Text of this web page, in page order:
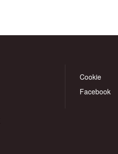
Cookie
Facebook